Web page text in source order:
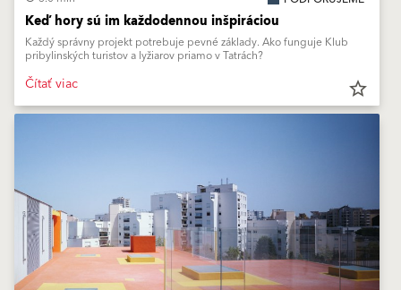
Keď hory sú im každodennou inšpiráciou
Každý správny projekt potrebuje pevné základy. Ako funguje Klub
pribylinských turistov a lyžiarov priamo v Tatrách?
Čítať viac star_border